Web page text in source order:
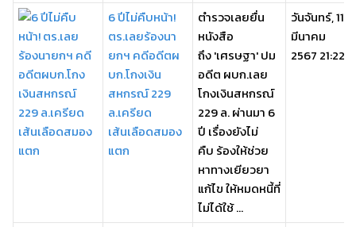
6 ปีไม่คืบหน้า!
ตร.เลยร้องนา
ยกฯ คดีอดีตผ
บก.โกงเงิน
สหกรณ์ 229
ล.เครียด
เส้นเลือดสมอง
แตก
ตำรวจเลยยื่น
หนังสือ
ถึง 'เศรษฐา' ปม
อดีต ผบก.เลย
โกงเงินสหกรณ์
229 ล. ผ่านมา 6
ปี เรื่องยังไม่
คืบ ร้องให้ช่วย
หาทางเยียวยา
แก้ไข ให้หมดหนี้ที่
ไม่ได้ใช้ ...
วันจันทร์, 11
มีนาคม
2567 21:22